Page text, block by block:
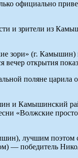
официально
и зрители из
зори» (г.
открытия
поляне
и
«Волжские
лучшим
― победитель